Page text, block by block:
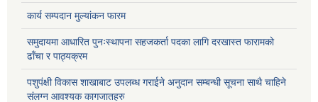
कार्य सम्पदान मुल्यांकन फारम
समुदायमा आधारित पुनःस्थापना सहजकर्ता पदका लागि दरखास्त फारामको
ढाँचा र पाठ्यक्रम
पशुपंक्षी विकास शाखाबाट उपलब्ध गराईने अनुदान सम्बन्धी सूचना साथै चाहिने
संलग्न आवश्यक कागजातहरु